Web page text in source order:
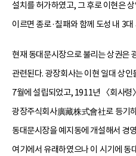
설치를 허가하였고, 그 후로 이현은
이르면 종로·칠패와 함께 도성 내 3
현재 동대문시장으로 불리는 상권은
관련된다. 광장회사는 이현 일대 상
7월에 설립되었고, 1911년 〈회사령
광장주식회사廣藏株式會社로 등기
동대문시장을 예지동에 개설해서 경
여기에서 유래하였으나 이 시기에 동